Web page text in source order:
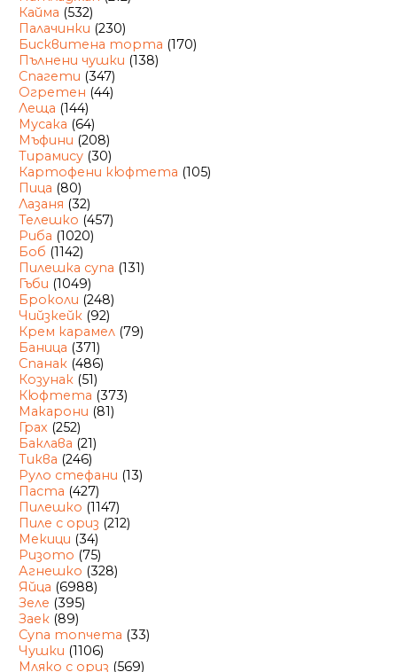
Кайма (532)
Палачинки (230)
Бисквитена торта (170)
Пълнени чушки (138)
Спагети (347)
Огретен (44)
Леща (144)
Мусака (64)
Мъфини (208)
Тирамису (30)
Картофени кюфтета (105)
Пица (80)
Лазаня (32)
Телешко (457)
Риба (1020)
Боб (1142)
Пилешка супа (131)
Гъби (1049)
Броколи (248)
Чийзкейк (92)
Крем карамел (79)
Баница (371)
Спанак (486)
Козунак (51)
Кюфтета (373)
Макарони (81)
Грах (252)
Баклава (21)
Тиква (246)
Руло стефани (13)
Паста (427)
Пилешко (1147)
Пиле с ориз (212)
Мекици (34)
Ризото (75)
Агнешко (328)
Яйца (6988)
Зеле (395)
Заек (89)
Супа топчета (33)
Чушки (1106)
Мляко с ориз (569)